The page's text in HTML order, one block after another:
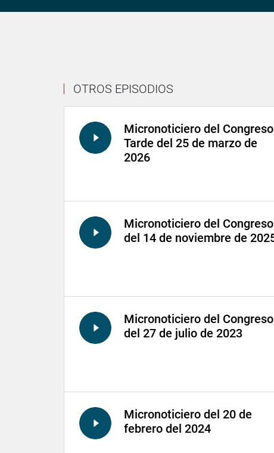
OTROS EPISODIOS
Micronoticiero del Congreso
Tarde del 25 de marzo de
2026
Micronoticiero del Congreso
del 14 de noviembre de
Micronoticiero del Congreso
del 27 de julio de 2023
Micronoticiero del 20 de
febrero del 2024